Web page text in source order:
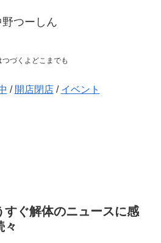
野つーしん
つづくよどこまでも
/ 開店閉店/ イベント
すぐ解体のニュースに感
々